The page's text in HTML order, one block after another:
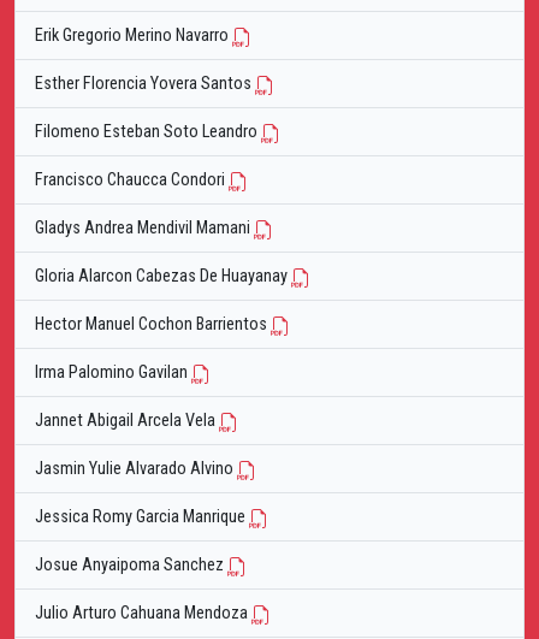
Erik Gregorio Merino Navarro
Esther Florencia Yovera Santos
Filomeno Esteban Soto Leandro
Francisco Chaucca Condori
Gladys Andrea Mendivil Mamani
Gloria Alarcon Cabezas De Huayanay
Hector Manuel Cochon Barrientos
Irma Palomino Gavilan
Jannet Abigail Arcela Vela
Jasmin Yulie Alvarado Alvino
Jessica Romy Garcia Manrique
Josue Anyaipoma Sanchez
Julio Arturo Cahuana Mendoza